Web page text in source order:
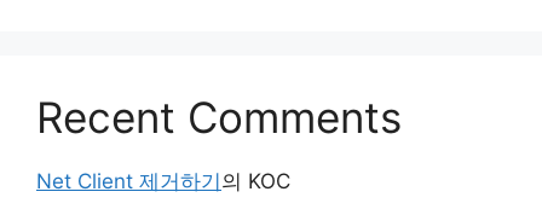
Recent Comments
Net Client 제거하기 의 KOC